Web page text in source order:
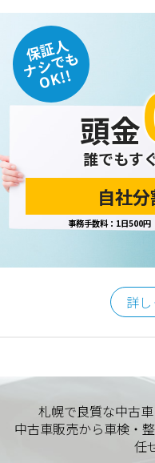
保証人
ナシでも
OK!!
頭金
誰でもす
自社
事務手数料：1日500円
詳
札幌で良質な中古
中古車販売から車検・
任